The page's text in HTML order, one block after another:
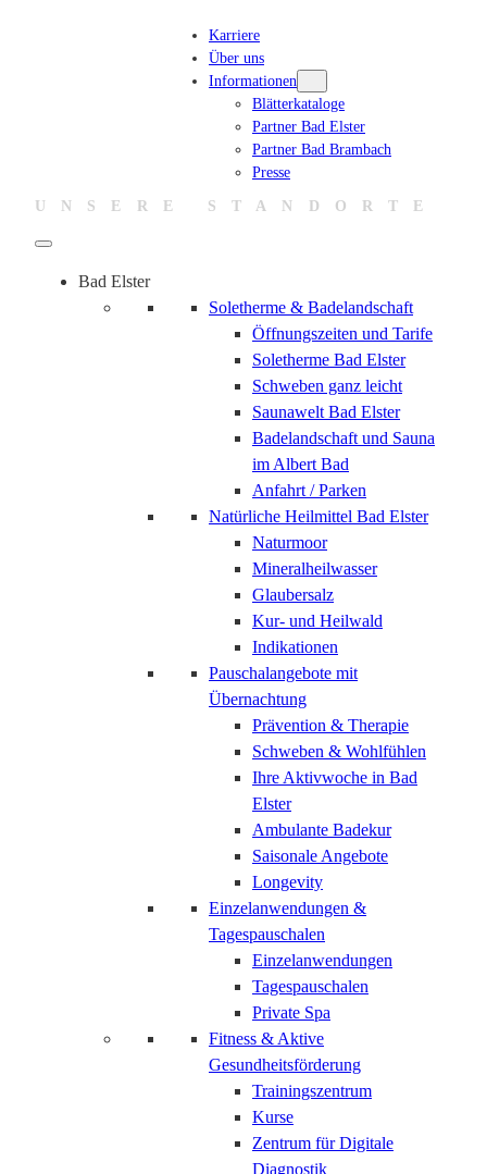
Karriere
Über uns
Informationen
Blätterkataloge
Partner Bad Elster
Partner Bad Brambach
Presse
UNSERE STANDORTE
Bad Elster
Soletherme & Badelandschaft
Öffnungszeiten und Tarife
Soletherme Bad Elster
Schweben ganz leicht
Saunawelt Bad Elster
Badelandschaft und Sauna
im Albert Bad
Anfahrt / Parken
Natürliche Heilmittel Bad Elster
Naturmoor
Mineralheilwasser
Glaubersalz
Kur- und Heilwald
Indikationen
Pauschalangebote mit
Übernachtung
Prävention & Therapie
Schweben & Wohlfühlen
Ihre Aktivwoche in Bad
Elster
Ambulante Badekur
Saisonale Angebote
Longevity
Einzelanwendungen &
Tagespauschalen
Einzelanwendungen
Tagespauschalen
Private Spa
Fitness & Aktive
Gesundheitsförderung
Trainingszentrum
Kurse
Zentrum für Digitale
Diagnostik